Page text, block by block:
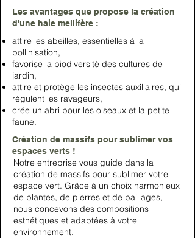
Les avantages que propose la création
d'une haie mellifère :
attire les abeilles, essentielles à la
pollinisation,
favorise la biodiversité des cultures de
jardin,
attire et protège les insectes auxiliaires, qui
régulent les ravageurs,
crée un abri pour les oiseaux et la petite
faune.
Création de massifs pour sublimer vos
espaces verts !
Notre entreprise vous guide dans la
création de massifs pour sublimer votre
espace vert. Grâce à un choix harmonieux
de plantes, de pierres et de paillages,
nous concevons des compositions
esthétiques et adaptées à votre
environnement.